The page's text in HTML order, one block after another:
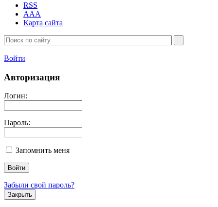
RSS
AAA
Карта сайта
Войти
Авторизация
Логин:
Пароль:
Запомнить меня
Забыли свой пароль?
Закрыть